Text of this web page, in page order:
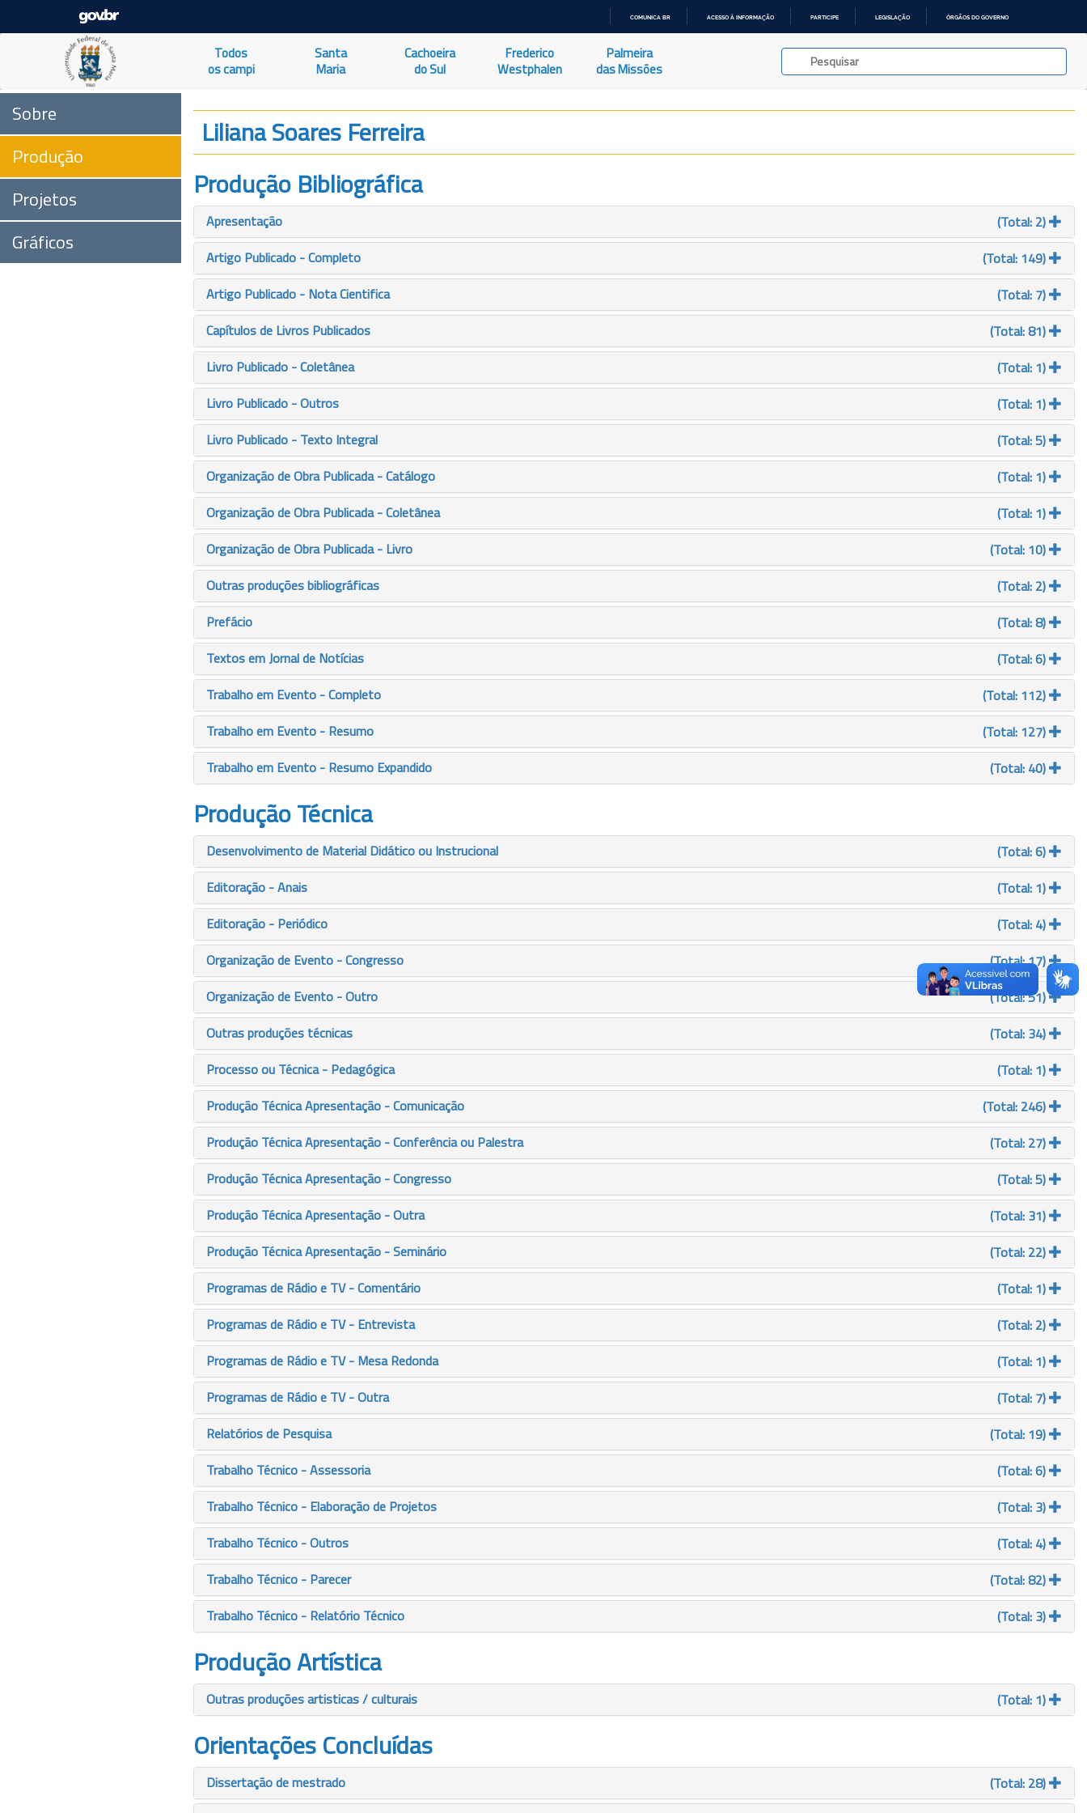
O
COMUNICA BR ACESSO À INFORMAÇÃO PARTICIPE LEGISLAÇÃO ÓRGÃOS DO GOVERNO
Todos
os campi
Santa
Maria
Cachoeira
do Sul
Frederico
Westphalen
Palmeira
das Missões
Sobre
Produção
Projetos
Gráficos
Liliana Soares Ferreira
Produção Bibliográfica
Apresentação
(Total: 2)
Artigo Publicado - Completo
(Total: 149)
Artigo Publicado - Nota Cientifica
(Total: 7)
Capítulos de Livros Publicados
(Total: 81)
Livro Publicado - Coletânea
(Total: 1)
Livro Publicado - Outros
(Total: 1)
Livro Publicado - Texto Integral
(Total: 5)
Organização de Obra Publicada - Catálogo
(Total: 1)
Organização de Obra Publicada - Coletânea
(Total: 1)
Organização de Obra Publicada - Livro
(Total: 10)
Outras produções bibliográficas
(Total: 2)
Prefácio
(Total: 8)
Textos em Jornal de Notícias
(Total: 6)
Trabalho em Evento - Completo
(Total: 112)
Trabalho em Evento - Resumo
(Total: 127)
Trabalho em Evento - Resumo Expandido
(Total: 40)
Produção Técnica
Desenvolvimento de Material Didático ou Instrucional
(Total: 6)
Editoração - Anais
(Total: 1)
Editoração - Periódico
(Total: 4)
Organização de Evento - Congresso
(Total: 17)
Organização de Evento - Outro
(Total: 51)
Outras produções técnicas
(Total: 34)
Processo ou Técnica - Pedagógica
(Total: 1)
Produção Técnica Apresentação - Comunicação
(Total: 246)
Produção Técnica Apresentação - Conferência ou Palestra
(Total: 27)
Produção Técnica Apresentação - Congresso
(Total: 5)
Produção Técnica Apresentação - Outra
(Total: 31)
Produção Técnica Apresentação - Seminário
(Total: 22)
Programas de Rádio e TV - Comentário
(Total: 1)
Programas de Rádio e TV - Entrevista
(Total: 2)
Programas de Rádio e TV - Mesa Redonda
(Total: 1)
Programas de Rádio e TV - Outra
(Total: 7)
Relatórios de Pesquisa
(Total: 19)
Trabalho Técnico - Assessoria
(Total: 6)
Trabalho Técnico - Elaboração de Projetos
(Total: 3)
Trabalho Técnico - Outros
(Total: 4)
Trabalho Técnico - Parecer
(Total: 82)
Trabalho Técnico - Relatório Técnico
(Total: 3)
Produção Artística
Outras produções artisticas / culturais (Total: 1)
Orientações Concluídas
Dissertação de mestrado
(Total: 28)